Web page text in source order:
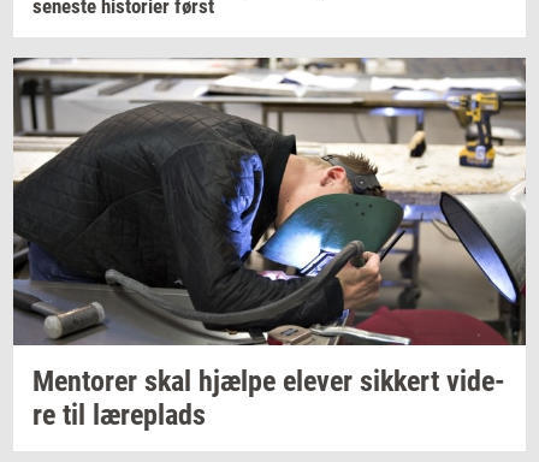
se­ne­ste hi­sto­ri­er først
Men­to­rer skal hjæl­pe ele­ver sik­kert vi­de­
re til læ­re­plads